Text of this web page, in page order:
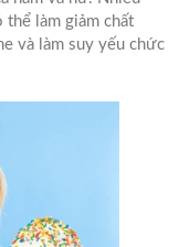
thể làm giảm chất
và làm suy yếu chức